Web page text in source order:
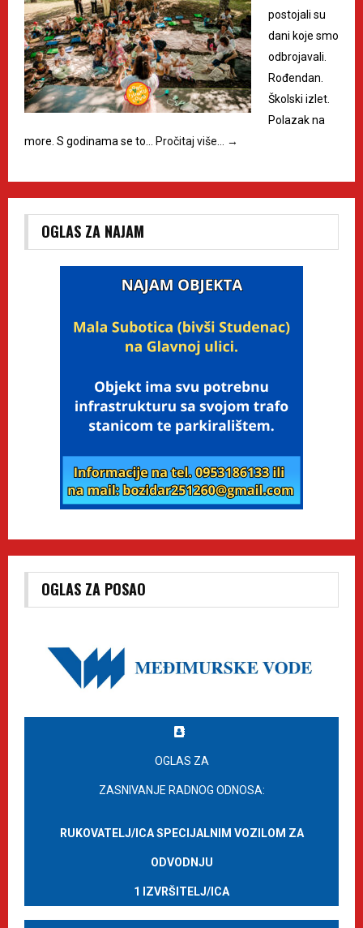
postojali su
dani koje smo
odbrojavali.
Rođendan.
Školski izlet.
Polazak na
more. S godinama se to…
Pročitaj više… →
OGLAS ZA NAJAM
OGLAS ZA POSAO
OGLAS ZA
ZASNIVANJE RADNOG ODNOSA:
RUKOVATELJ/ICA SPECIJALNIM VOZILOM ZA
ODVODNJU
1 IZVRŠITELJ/ICA